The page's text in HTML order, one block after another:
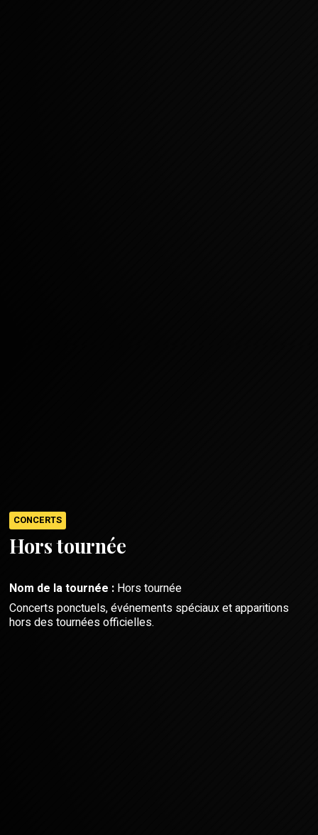
CONCERTS
Hors tournée
Nom de la tournée :Hors tournée
Concerts ponctuels, événements spéciaux et apparitions
hors des tournées officielles.